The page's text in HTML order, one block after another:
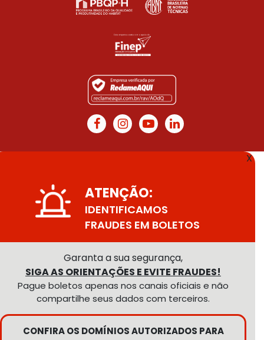
X
ATENÇÃO:
IDENTIFICAMOS
FRAUDES EM BOLETOS
Garanta a sua segurança,
SIGA AS ORIENTAÇÕES E EVITE FRAUDES!
Pague boletos apenas nos canais oficiais e não
compartilhe seus dados com terceiros.
CONFIRA OS DOMÍNIOS AUTORIZADOS PARA